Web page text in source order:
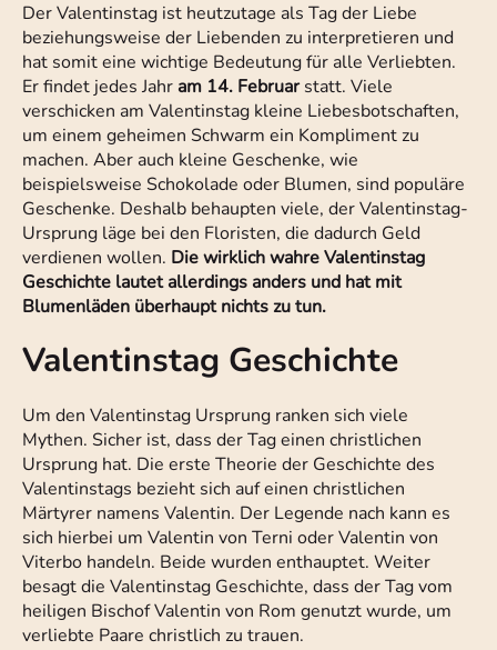
Der Valentinstag ist heutzutage als Tag der Liebe
beziehungsweise der Liebenden zu interpretieren und
hat somit eine wichtige Bedeutung für alle Verliebten.
Er findet jedes Jahr am 14. Februarstatt. Viele
verschicken am Valentinstag kleine Liebesbotschaften,
um einem geheimen Schwarm ein Kompliment zu
machen. Aber auch kleine Geschenke, wie
beispielsweise Schokolade oder Blumen, sind populäre
Geschenke. Deshalb behaupten viele, der Valentinstag-
Ursprung läge bei den Floristen, die dadurch Geld
verdienen wollen. Die wirklich wahre Valentinstag
Geschichte lautet allerdings anders und hat mit
Blumenläden überhaupt nichts zu tun.
Valentinstag Geschichte
Um den Valentinstag Ursprung ranken sich viele
Mythen. Sicher ist, dass der Tag einen christlichen
Ursprung hat. Die erste Theorie der Geschichte des
Valentinstags bezieht sich auf einen christlichen
Märtyrer namens Valentin. Der Legende nach kann es
sich hierbei um Valentin von Terni oder Valentin von
Viterbo handeln. Beide wurden enthauptet. Weiter
besagt die Valentinstag Geschichte, dass der Tag vom
heiligen Bischof Valentin von Rom genutzt wurde, um
verliebte Paare christlich zu trauen.